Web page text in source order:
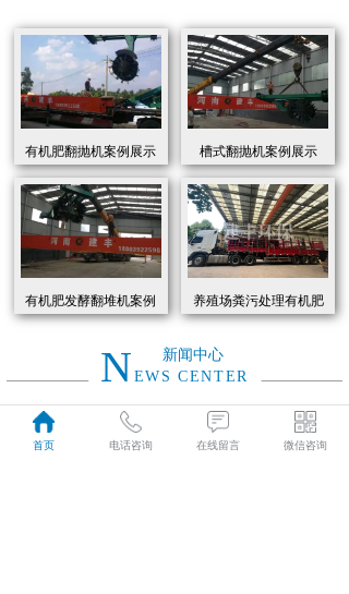
有机肥翻抛机案例展示 槽式翻抛机案例展示
有机肥发酵翻堆机案例
展示
养殖场粪污处理有机肥
发酵罐 履带式有机肥翻
新闻中心
N EWS CENTER
2026
首页 电话咨询 在线留言 微信咨询